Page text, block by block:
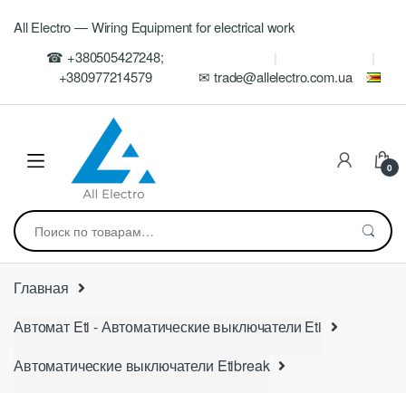
navigation
All Electro — Wiring Equipment for electrical work
☎ +380505427248;
+380977214579
✉ trade@allelectro.com.ua
0
Искать:
Главная
Автомат Eti - Автоматические выключатели Eti
Автоматические выключатели Etibreak